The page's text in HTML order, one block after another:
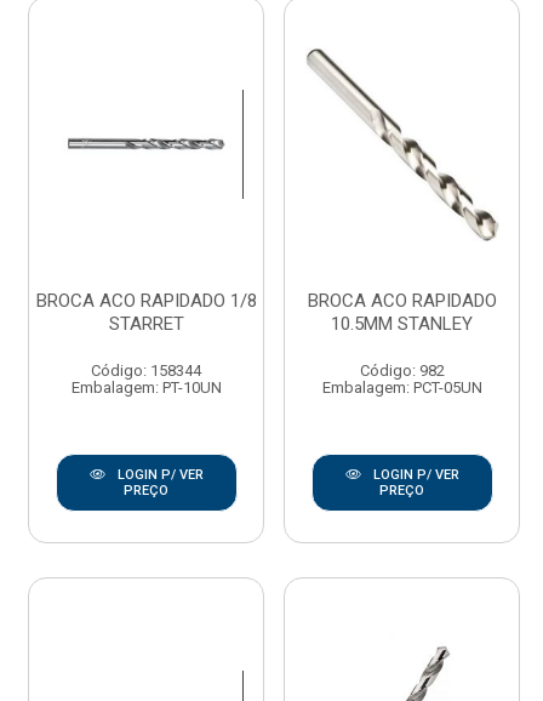
BROCA ACO RAPIDADO 1/8
STARRET
Código: 158344
Embalagem: PT-10UN
LOGIN P/ VER
PREÇO
BROCA ACO RAPIDADO
10.5MM STANLEY
Código: 982
Embalagem: PCT-05UN
LOGIN P/ VER
PREÇO